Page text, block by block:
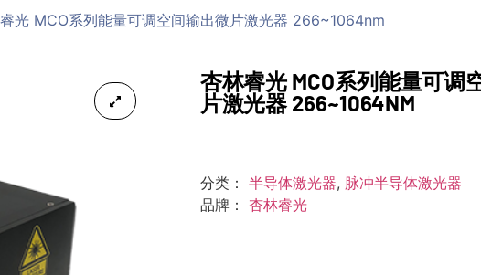
光 MCO系列能量可调空间输出微片激光器 266~1064nm
杏林睿光 MCO系列能量可调
片激光器 266~1064NM
分类： 半导体激光器, 脉冲半导体激光器
品牌： 杏林睿光